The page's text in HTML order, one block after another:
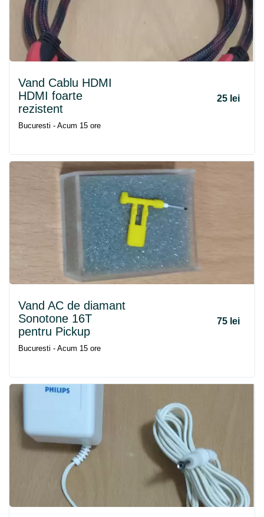
Vand Cablu HDMI
HDMI foarte
rezistent
25 lei
Bucuresti - Acum 15 ore
Vand AC de diamant
Sonotone 16T
pentru Pickup
75 lei
Bucuresti - Acum 15 ore